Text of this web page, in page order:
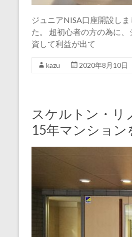
ジュニアNISA口座開設し
た。 超初心者の方の為に
資して利益が出て
kazu 2020年8月10日
スケルトン・リ
15年マンション